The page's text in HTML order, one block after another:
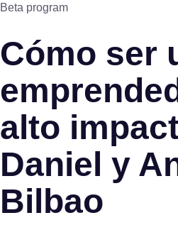
Beta program
Cómo ser
alto
Daniel y
Bilbao